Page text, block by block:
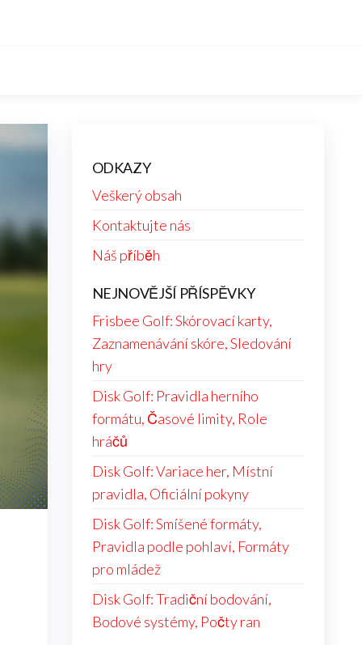
ODKAZY
Veškerý obsah
Kontaktujte nás
Náš příběh
NEJNOVĚJŠÍ PŘÍSPĚVKY
Frisbee Golf: Skórovací karty,
Zaznamenávání skóre, Sledování
hry
Disk Golf: Pravidla herního
formátu, Časové limity, Role
hráčů
Disk Golf: Variace her, Místní
pravidla, Oficiální pokyny
Disk Golf: Smíšené formáty,
Pravidla podle pohlaví, Formáty
pro mládež
Disk Golf: Tradiční bodování,
Bodové systémy, Počty ran